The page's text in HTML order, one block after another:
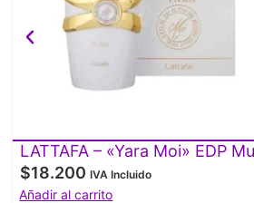
LATTAFA – «Yara Moi» EDP
$18.200 IVA Incluido
Añadir al carrito